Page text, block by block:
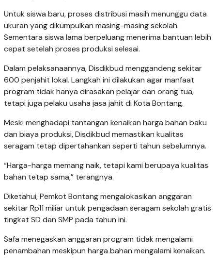
Untuk siswa baru, proses distribusi masih menunggu data
ukuran yang dikumpulkan masing-masing sekolah.
Sementara siswa lama berpeluang menerima bantuan lebih
cepat setelah proses produksi selesai.
Dalam pelaksanaannya, Disdikbud menggandeng sekitar
600 penjahit lokal. Langkah ini dilakukan agar manfaat
program tidak hanya dirasakan pelajar dan orang tua,
tetapi juga pelaku usaha jasa jahit di Kota Bontang.
Meski menghadapi tantangan kenaikan harga bahan baku
dan biaya produksi, Disdikbud memastikan kualitas
seragam tetap dipertahankan seperti tahun sebelumnya.
“Harga-harga memang naik, tetapi kami berupaya kualitas
bahan tetap sama,” terangnya.
Diketahui, Pemkot Bontang mengalokasikan anggaran
sekitar Rp11 miliar untuk pengadaan seragam sekolah gratis
tingkat SD dan SMP pada tahun ini.
Safa menegaskan anggaran program tidak mengalami
penambahan meskipun harga bahan mengalami kenaikan.